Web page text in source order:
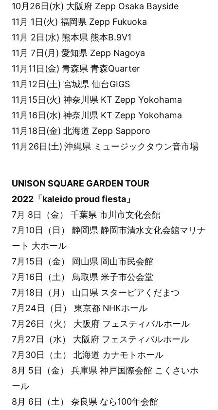
10月26日(水) 大阪府 Zepp Osaka Bayside
11月 1日(火) 福岡県 Zepp Fukuoka
11月 2日(水) 熊本県 熊本B.9V1
11月 7日(月) 愛知県 Zepp Nagoya
11月11日(金) 青森県 青森Quarter
11月12日(土) 宮城県 仙台GIGS
11月15日(火) 神奈川県 KT Zepp Yokohama
11月16日(水) 神奈川県 KT Zepp Yokohama
11月18日(金) 北海道 Zepp Sapporo
11月26日(土) 沖縄県 ミュージックタウン音市場
UNISON SQUARE GARDEN TOUR
2022「kaleido proud fiesta」
7月 8日（金） 千葉県 市川市文化会館
7月10日（日） 静岡県 静岡市清水文化会館マリナ
ート 大ホール
7月15日（金） 岡山県 岡山市民会館
7月16日（土） 鳥取県 米子市公会堂
7月18日（月） 山口県 スターピアくだまつ
7月24日（日） 東京都 NHKホール
7月26日（火） 大阪府 フェスティバルホール
7月27日（水） 大阪府 フェスティバルホール
7月30日（土） 北海道 カナモトホール
8月 5日（金） 兵庫県 神戸国際会館 こくさいホ
ール
8月 6日（土） 奈良県 なら100年会館